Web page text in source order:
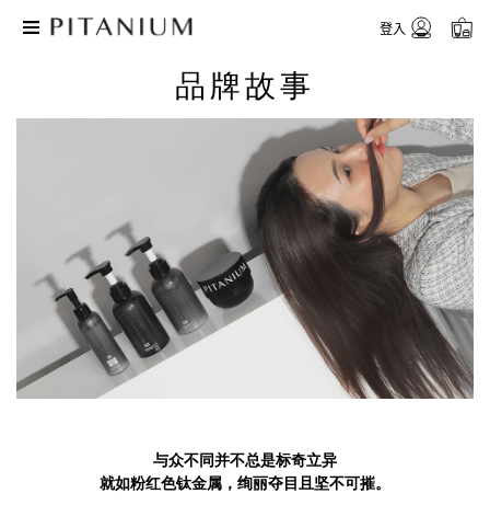
登入
品牌故事
与众不同并不总是标奇立异
就如粉红色钛金属，绚丽夺目且坚不可摧。